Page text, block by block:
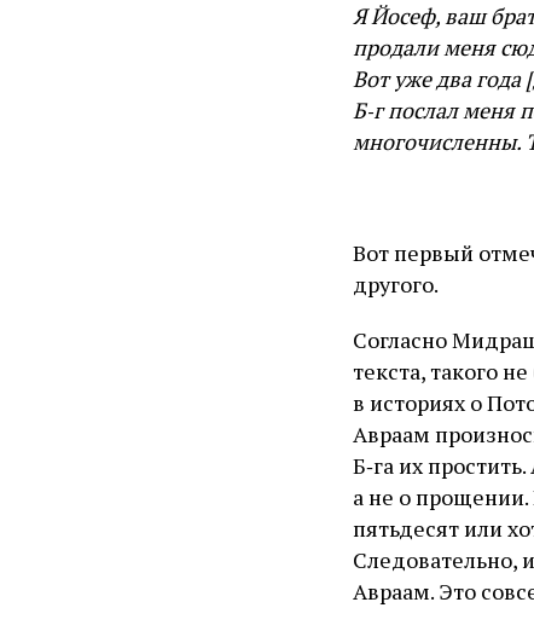
Я Йосеф, ваш
продали меня
Вот уже два года
Б‑г послал меня
многочисленны.
Вот первый
другого.
Согласно
текста, такого
в историях о
Авраам
Б‑га их
а не о
пятьдесят или
Следовательно,
Авраам. Это